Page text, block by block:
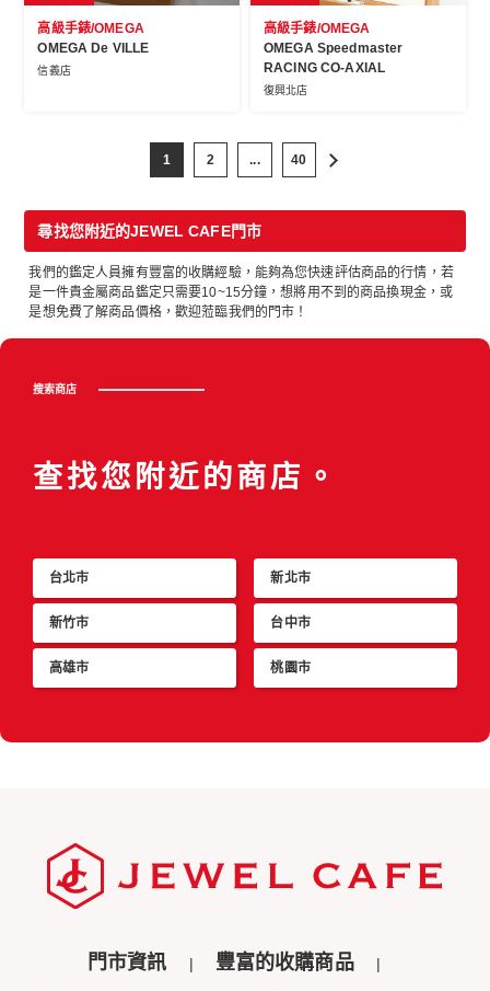
高級手錶/OMEGA
OMEGA De VILLE
信義店
高級手錶/OMEGA
OMEGA Speedmaster
RACING CO-AXIAL
復興北店
1 2 ... 40
尋找您附近的JEWEL CAFE門市
我們的鑑定人員擁有豐富的收購經驗，能夠為您快速評估商品的行情，若
是一件貴金屬商品鑑定只需要10~15分鐘，想將用不到的商品換現金，或
是想免費了解商品價格，歡迎蒞臨我們的門市！
搜索商店
查找您附近的商店。
台北市 新北市
新竹市 台中市
高雄市 桃園市
門市資訊 豐富的收購商品